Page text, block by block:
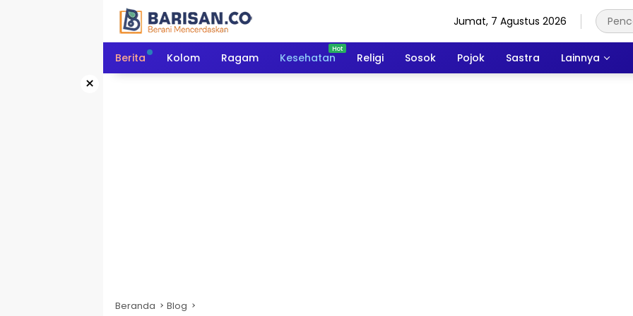
Jumat, 7 Agustus 2026
Berita Kolom Ragam Kesehatan Religi Sosok Pojok Sastra Lainnya
×
Beranda Blog